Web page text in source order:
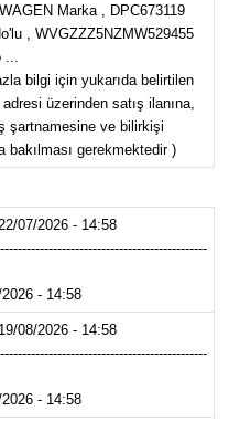
Marka , DPC673119
, WVGZZZ5NZMW529455
bilgi için yukarıda belirtilen
adresi üzerinden satış ilanına,
şartnamesine ve bilirkişi
bakılması gerekmektedir )
07/2026 - 14:58
- 14:58
08/2026 - 14:58
- 14:58